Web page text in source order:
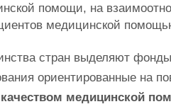
помощи, на
медицинской
стран выделяют
ориентированные на
медицинской